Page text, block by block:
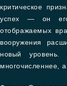
критическое
успех — он его
отображаемых
вооружения
новый
многочисленнее,